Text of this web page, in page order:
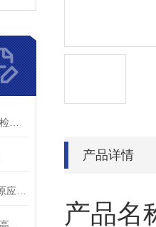
产品详情
产品名